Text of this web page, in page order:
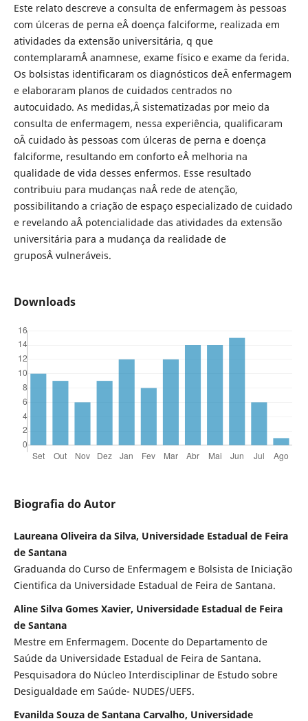
Este relato descreve a consulta de enfermagem às pessoas
com úlceras de perna eÂ doença falciforme, realizada em
atividades da extensão universitária, q que
contemplaramÂ anamnese, exame físico e exame da ferida.
Os bolsistas identificaram os diagnósticos deÂ enfermagem
e elaboraram planos de cuidados centrados no
autocuidado. As medidas,Â sistematizadas por meio da
consulta de enfermagem, nessa experiência, qualificaram
oÂ cuidado às pessoas com úlceras de perna e doença
falciforme, resultando em conforto eÂ melhoria na
qualidade de vida desses enfermos. Esse resultado
contribuiu para mudanças naÂ rede de atenção,
possibilitando a criação de espaço especializado de cuidado
e revelando aÂ potencialidade das atividades da extensão
universitária para a mudança da realidade de
gruposÂ vulneráveis.
Downloads
Biografia do Autor
Laureana Oliveira da Silva, Universidade Estadual de Feira
de Santana
Graduanda do Curso de Enfermagem e Bolsista de Iniciação
Cientifica da Universidade Estadual de Feira de Santana.
Aline Silva Gomes Xavier, Universidade Estadual de Feira
de Santana
Mestre em Enfermagem. Docente do Departamento de
Saúde da Universidade Estadual de Feira de Santana.
Pesquisadora do Núcleo Interdisciplinar de Estudo sobre
Desigualdade em Saúde- NUDES/UEFS.
Evanilda Souza de Santana Carvalho, Universidade